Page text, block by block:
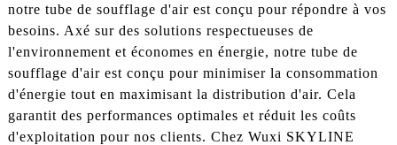
notre tube de soufflage d'air est conçu pour répondre à vos
besoins. Axé sur des solutions respectueuses de
l'environnement et économes en énergie, notre tube de
soufflage d'air est conçu pour minimiser la consommation
d'énergie tout en maximisant la distribution d'air. Cela
garantit des performances optimales et réduit les coûts
d'exploitation pour nos clients. Chez Wuxi SKYLINE